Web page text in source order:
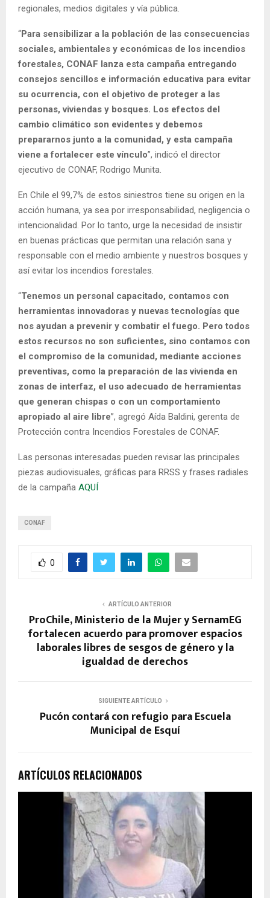
regionales, medios digitales y vía pública.
“Para sensibilizar a la población de las consecuencias
sociales, ambientales y económicas de los incendios
forestales, CONAF lanza esta campaña entregando
consejos sencillos e información educativa para evitar
su ocurrencia, con el objetivo de proteger a las
personas, viviendas y bosques. Los efectos del
cambio climático son evidentes y debemos
prepararnos junto a la comunidad, y esta campaña
viene a fortalecer este vínculo”, indicó el director
ejecutivo de CONAF, Rodrigo Munita.
En Chile el 99,7% de estos siniestros tiene su origen en la
acción humana, ya sea por irresponsabilidad, negligencia o
intencionalidad. Por lo tanto, urge la necesidad de insistir
en buenas prácticas que permitan una relación sana y
responsable con el medio ambiente y nuestros bosques y
así evitar los incendios forestales.
“Tenemos un personal capacitado, contamos con
herramientas innovadoras y nuevas tecnologías que
nos ayudan a prevenir y combatir el fuego. Pero todos
estos recursos no son suficientes, sino contamos con
el compromiso de la comunidad, mediante acciones
preventivas, como la preparación de las vivienda en
zonas de interfaz, el uso adecuado de herramientas
que generan chispas o con un comportamiento
apropiado al aire libre”, agregó Aída Baldini, gerenta de
Protección contra Incendios Forestales de CONAF.
Las personas interesadas pueden revisar las principales
piezas audiovisuales, gráficas para RRSS y frases radiales
de la campaña AQUÍ
CONAF
0
ARTÍCULO ANTERIOR
ProChile, Ministerio de la Mujer y SernamEG
fortalecen acuerdo para promover espacios
laborales libres de sesgos de género y la
igualdad de derechos
SIGUIENTE ARTÍCULO
Pucón contará con refugio para Escuela
Municipal de Esquí
ARTÍCULOS RELACIONADOS